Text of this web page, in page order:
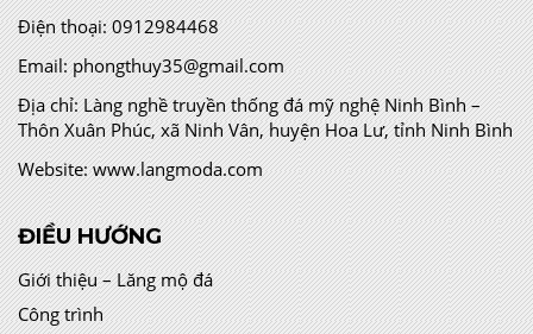
Điện thoại: 0912984468
Email: phongthuy35@gmail.com
Địa chỉ:Làng nghề truyền thống đá mỹ nghệ Ninh Bình –
Thôn Xuân Phúc, xã Ninh Vân, huyện Hoa Lư, tỉnh Ninh Bình
Website: www.langmoda.com
ĐIỀU HƯỚNG
Giới thiệu – Lăng mộ đá
Công trình